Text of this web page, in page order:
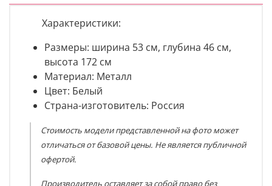
Характеристики:
Размеры: ширина 53 см, глубина 46 см,
высота 172 см
Материал: Металл
Цвет: Белый
Страна-изготовитель: Россия
Стоимость модели представленной на фото может
отличаться от базовой цены. Не является публичной
офертой.